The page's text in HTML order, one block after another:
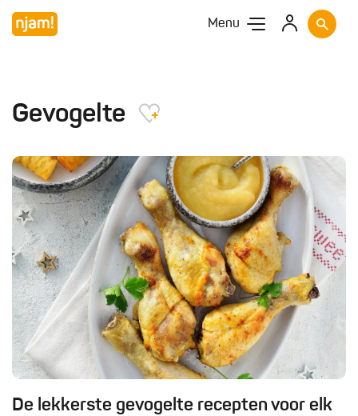
Menu
Gevogelte
De lekkerste gevogelte recepten voor elk